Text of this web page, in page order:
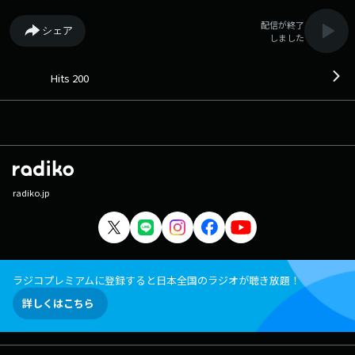
ールアドレス：h200@fmyokohama.jp
シェア
配信が終了
しました
Hits 200
radiko.jp
ラジコプレミアムに登録すると日本全国のラジオが聴き放題！
詳しくはこちら